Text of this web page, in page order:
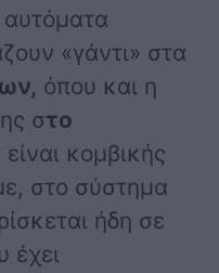
αυτόματα
«γάντι» στα
όπου και η
στο
είναι κομβικής
στο σύστημα
ήδη σε
έχει